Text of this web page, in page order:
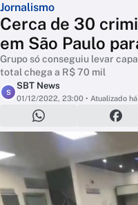
Jornalismo
Cerca de 30
em São Paulo
Grupo só conseguiu levar
total chega a R$ 70 mil
S
SBT News
01/12/2022, 23:00 • Atualizado